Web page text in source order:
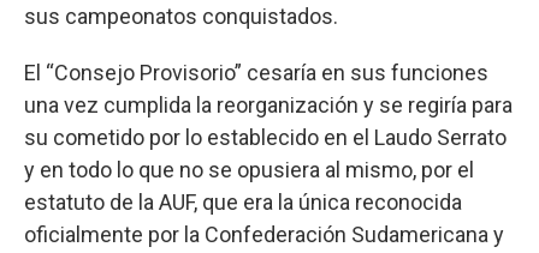
sus campeonatos conquistados.
El “Consejo Provisorio” cesaría en sus funciones
una vez cumplida la reorganización y se regiría para
su cometido por lo establecido en el Laudo Serrato
y en todo lo que no se opusiera al mismo, por el
estatuto de la AUF, que era la única reconocida
oficialmente por la Confederación Sudamericana y